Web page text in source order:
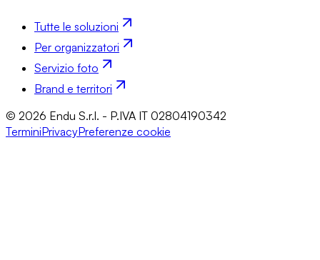
Tutte le soluzioni
Per organizzatori
Servizio foto
Brand e territori
© 2026 Endu S.r.l. - P.IVA IT 02804190342
TerminiPrivacyPreferenze cookie